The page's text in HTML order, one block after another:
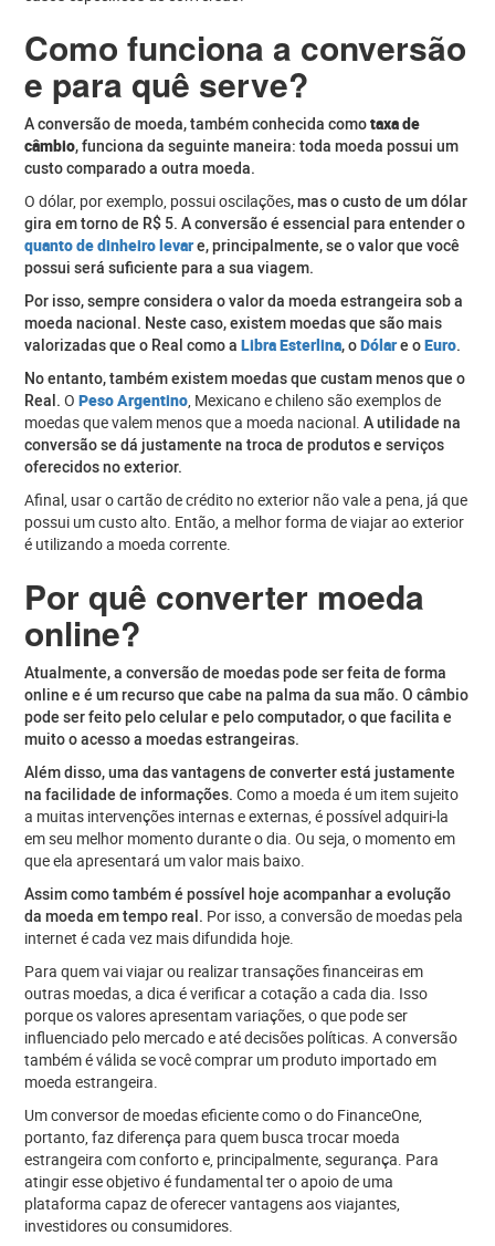
Como funciona a conversão
e para quê serve?
A conversão de moeda, também conhecida comotaxa de
câmbio, funciona da seguinte maneira: toda moeda possui um
custo comparado a outra moeda.
O dólar, por exemplo, possui oscilações, mas o custo de um dólar
gira em torno de R$ 5. A conversão é essencial para entender o
quanto de dinheiro levare, principalmente, se o valor que você
possui será suficiente para a sua viagem.
Por isso, sempre considera o valor da moeda estrangeira sob a
moeda nacional. Neste caso, existem moedas que são mais
valorizadas que o Real como a Libra Esterlina, oDólare oEuro.
No entanto, também existem moedas que custam menos que o
Real. OPeso Argentino, Mexicano e chileno são exemplos de
moedas que valem menos que a moeda nacional.A utilidade na
conversão se dá justamente na troca de produtos e serviços
oferecidos no exterior.
Afinal, usar o cartão de crédito no exterior não vale a pena, já que
possui um custo alto. Então, a melhor forma de viajar ao exterior
é utilizando a moeda corrente.
Por quê converter moeda
online?
Atualmente, a conversão de moedas pode ser feita de forma
online e é um recurso que cabe na palma da sua mão. O câmbio
pode ser feito pelo celular e pelo computador, o que facilita e
muito o acesso a moedas estrangeiras.
Além disso, uma das vantagens de converter está justamente
na facilidade de informações. Como a moeda é um item sujeito
a muitas intervenções internas e externas, é possível adquiri-la
em seu melhor momento durante o dia. Ou seja, o momento em
que ela apresentará um valor mais baixo.
Assim como também é possível hoje acompanhar a evolução
da moeda em tempo real. Por isso, a conversão de moedas pela
internet é cada vez mais difundida hoje.
Para quem vai viajar ou realizar transações financeiras em
outras moedas, a dica é verificar a cotação a cada dia. Isso
porque os valores apresentam variações, o que pode ser
influenciado pelo mercado e até decisões políticas. A conversão
também é válida se você comprar um produto importado em
moeda estrangeira.
Um conversor de moedas eficiente como o do FinanceOne,
portanto, faz diferença para quem busca trocar moeda
estrangeira com conforto e, principalmente, segurança. Para
atingir esse objetivo é fundamental ter o apoio de uma
plataforma capaz de oferecer vantagens aos viajantes,
investidores ou consumidores.